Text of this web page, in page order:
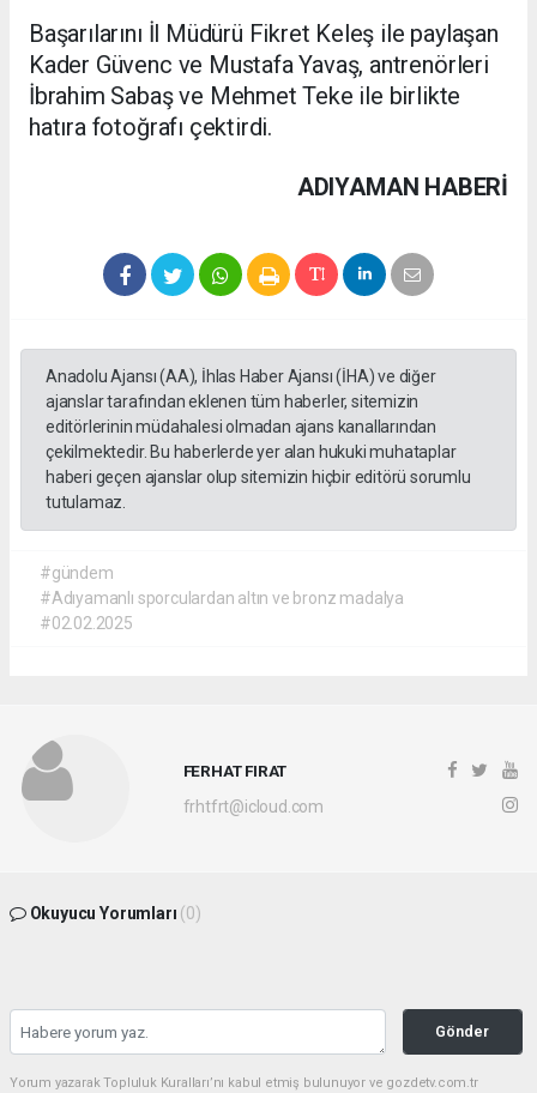
Başarılarını İl Müdürü Fikret Keleş ile paylaşan
Kader Güvenc ve Mustafa Yavaş, antrenörleri
İbrahim Sabaş ve Mehmet Teke ile birlikte
hatıra fotoğrafı çektirdi.
ADIYAMAN HABERİ
Anadolu Ajansı (AA), İhlas Haber Ajansı (İHA) ve diğer
ajanslar tarafından eklenen tüm haberler, sitemizin
editörlerinin müdahalesi olmadan ajans kanallarından
çekilmektedir. Bu haberlerde yer alan hukuki muhataplar
haberi geçen ajanslar olup sitemizin hiçbir editörü sorumlu
tutulamaz.
#gündem
#Adıyamanlı sporculardan altın ve bronz madalya
#02.02.2025
FERHAT FIRAT
frhtfrt@icloud.com
Okuyucu Yorumları (0)
Gönder
Yorum yazarak Topluluk Kuralları’nı kabul etmiş bulunuyor ve gozdetv.com.tr